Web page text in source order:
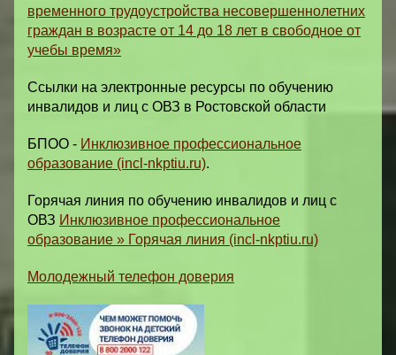
временного трудоустройства несовершеннолетних
граждан в возрасте от 14 до 18 лет в свободное от
учебы время»
Ссылки на электронные ресурсы по обучению
инвалидов и лиц с ОВЗ в Ростовской области
БПОО - Инклюзивное профессиональное
образование (incl-nkptiu.ru).
Горячая линия по обучению инвалидов и лиц с
ОВЗ Инклюзивное профессиональное
образование » Горячая линия (incl-nkptiu.ru)
Молодежный телефон доверия